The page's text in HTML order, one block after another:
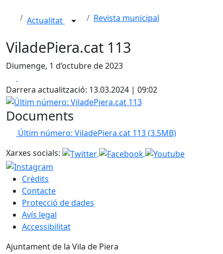
Actualitat Revista municipal
ViladePiera.cat 113
Diumenge, 1 d’octubre de 2023
Darrera actualització: 13.03.2024 | 09:02
Últim número: ViladePiera.cat 113
Documents
Últim número: ViladePiera.cat 113(3.5MB)
Xarxes socials:
Crèdits
Contacte
Protecció de dades
Avís legal
Accessibilitat
Ajuntament de la Vila de Piera